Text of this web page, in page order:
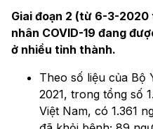
Giai đoạn 2 (từ 6-3-2020
nhân COVID-19 đang
ở nhiều tỉnh thành.
Theo số liệu của Bộ
2021, trong tổng số
Việt Nam, có 1.361